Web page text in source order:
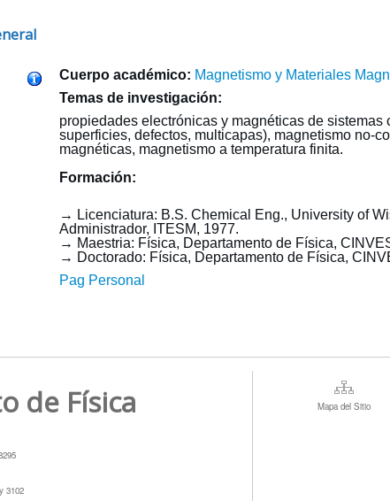
Cuerpo académico: Magnetismo y Materiales
Temas de investigación:
propiedades electrónicas y magnéticas de
superficies, defectos, multicapas), magnetismo no-
magnéticas, magnetismo a temperatura finita.
Formación:
→ Licenciatura: B.S. Chemical Eng., University of
Administrador, ITESM, 1977.
→ Maestria: Física, Departamento de Física,
→ Doctorado: Física, Departamento de Física,
Pag Personal
de Física
3102
Mapa del Sitio